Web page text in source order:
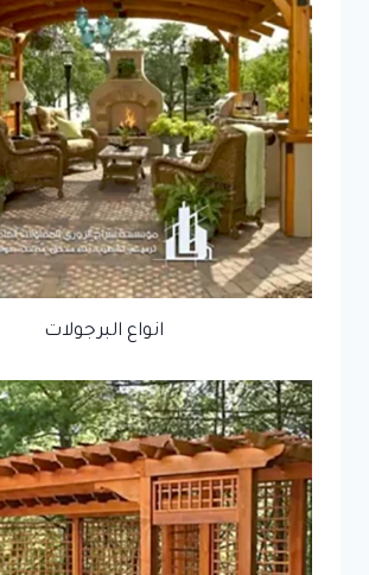
انواع البرجولات